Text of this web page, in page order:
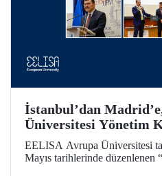
İstanbul’dan
Üniversitesi Yönetim
Devri
EELISA Avrupa Üniversitesi
Mayıs tarihlerinde düzenlenen